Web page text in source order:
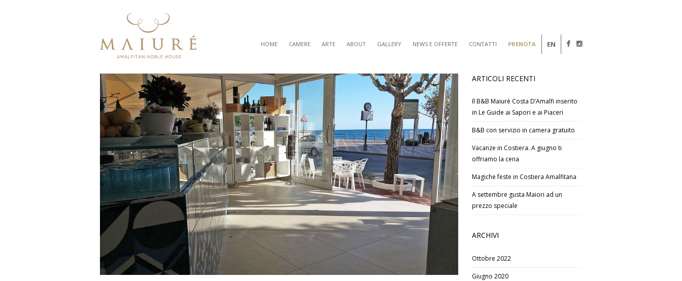
HOME CAMERE ARTE ABOUT GALLERY NEWS E OFFERTE CONTATTI PRENOTA EN
ARTICOLI RECENTI
Il B&B Maiurè Costa D’Amalfi inserito
in Le Guide ai Sapori e ai Piaceri
B&B con servizio in camera gratuito
Vacanze in Costiera. A giugno ti
offriamo la cena
Magiche feste in Costiera Amalfitana
A settembre gusta Maiori ad un
prezzo speciale
ARCHIVI
Ottobre 2022
Giugno 2020